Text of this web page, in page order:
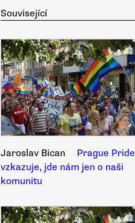
Související
Jaroslav Bican
Prague Pride
vzkazuje, jde nám jen o naši
komunitu